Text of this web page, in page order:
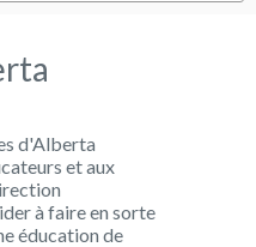
d'Alberta
et aux
à faire en sorte
éducation de